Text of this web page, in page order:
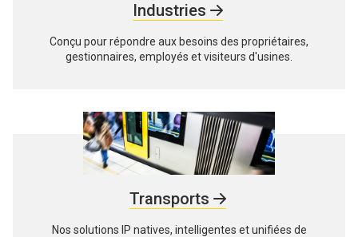
Industries
Conçu pour répondre aux besoins des propriétaires,
gestionnaires, employés et visiteurs d'usines.
Transports
Nos solutions IP natives, intelligentes et unifiées de